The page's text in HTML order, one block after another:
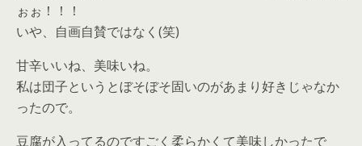
ぉぉ！！！
いや、自画自賛ではなく(笑)
甘辛いいね、美味いね。
私は団子というとぼそぼそ固いのがあまり好きじゃなか
ったので。
豆腐が入ってるのですごく柔らかくて美味しかったで